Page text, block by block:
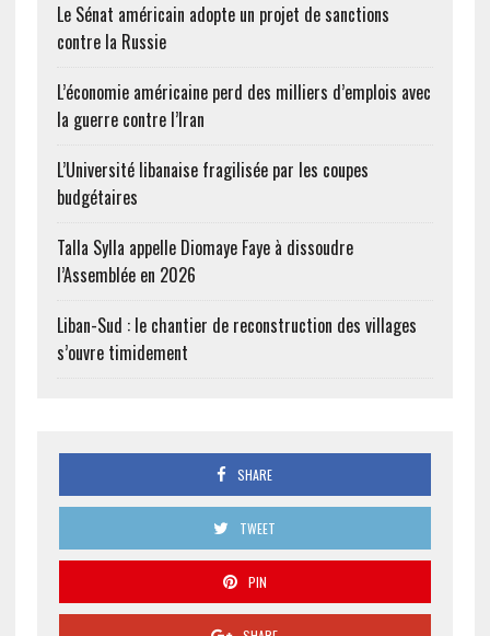
Le Sénat américain adopte un projet de sanctions
contre la Russie
L’économie américaine perd des milliers d’emplois avec
la guerre contre l’Iran
L’Université libanaise fragilisée par les coupes
budgétaires
Talla Sylla appelle Diomaye Faye à dissoudre
l’Assemblée en 2026
Liban-Sud : le chantier de reconstruction des villages
s’ouvre timidement
SHARE
TWEET
PIN